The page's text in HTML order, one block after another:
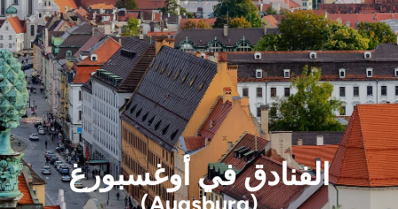
الفنادقفيأوغسبورغ
(Augsburg)